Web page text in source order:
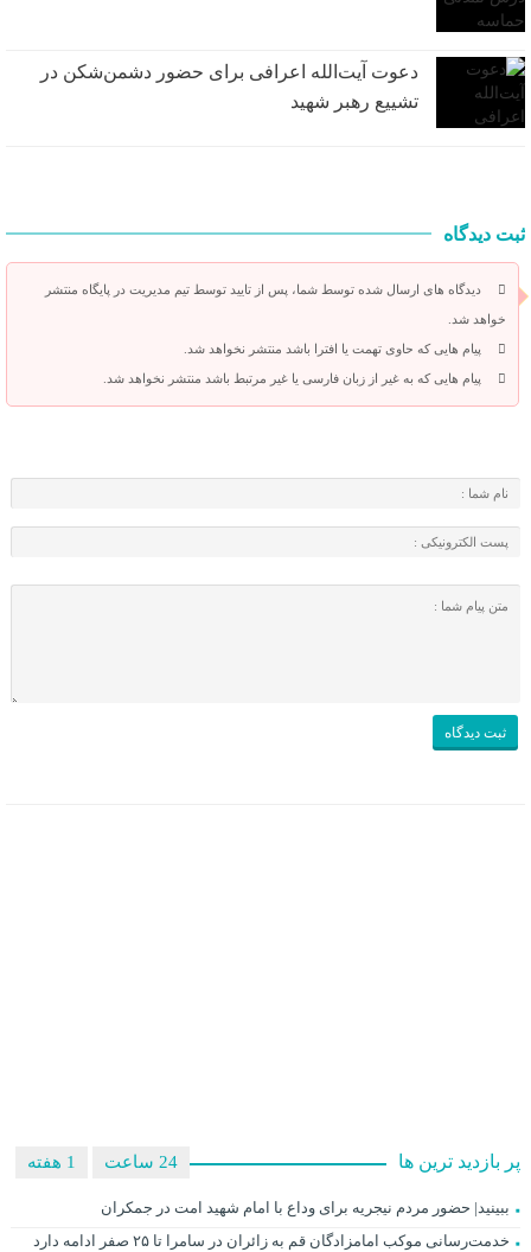
دعوت آیت‌الله اعرافی برای حضور دشمن‌شکن در
تشییع رهبر شهید
ثبت دیدگاه
دیدگاه های ارسال شده توسط شما، پس از تایید توسط تیم مدیریت در پایگاه منتشر
خواهد شد.
پیام هایی که حاوی تهمت یا افترا باشد منتشر نخواهد شد.
پیام هایی که به غیر از زبان فارسی یا غیر مرتبط باشد منتشر نخواهد شد.
پر بازدید ترین ها 1 هفته 24 ساعت
ببینید| حضور مردم نیجریه برای وداع با امام شهید امت در جمکران
خدمت‌رسانی موکب امامزادگان قم به زائران در سامرا تا ۲۵ صفر ادامه دارد